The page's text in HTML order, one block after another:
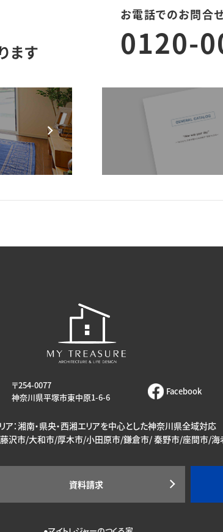
ます
お電話でのお問合
0120-
〒254-0077
神奈川県平塚市東中原1-6-6
Facebook
ア：湘南・県央・西湘エリアを中心とした神奈川県全域対応
沢市/大和市/厚木市/小田原市/鎌倉市/ 秦野市/座間市/
資料請求